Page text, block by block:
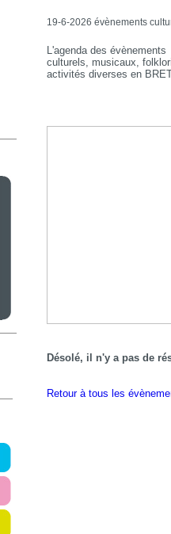
19-6-2026 évènements
L'agenda des évènements
culturels, musicaux,
activités diverses en
Désolé, il n'y a pas de
Retour à tous les